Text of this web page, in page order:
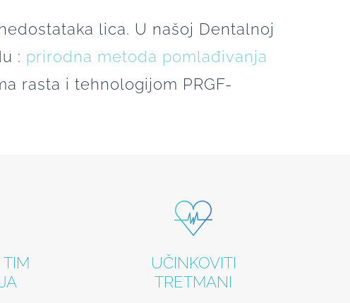
lica. U našoj Dentalnoj
: prirodna metoda pomlađivanja
rasta i tehnologijom PRGF-
TIM
UČINKOVITI
TRETMANI